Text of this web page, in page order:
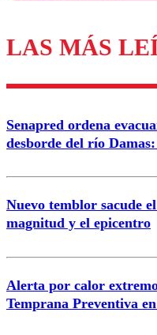
Los comentarios
Correo
LAS MÁS
Senapred ordena
desborde del río
Nuevo temblor sacude
magnitud y el epicentro
Alerta por calor
Temprana Preventiva